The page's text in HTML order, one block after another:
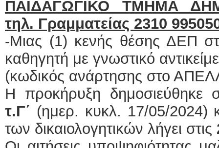
ΠΑΙΔΑΓΩΓΙΚΟ ΤΜΗΜΑ
τηλ. Γραμματείας 2310
-Μιας (1) κενής θέσης ΔΕΠ
καθηγητή με γνωστικό
(κωδικός ανάρτησης στο
Η προκήρυξη δημοσιεύθηκε
τ.Γ΄ (ημερ. κυκλ. 17/05/2024)
των δικαιολογητικών λήγει στις